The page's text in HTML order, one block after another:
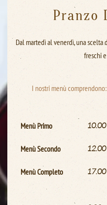
Pranzo
Dal martedì al venerdì, una
freschi
I nostri menù
Menù Primo 10.00
Menù Secondo 12.00
Menù Completo 17.00